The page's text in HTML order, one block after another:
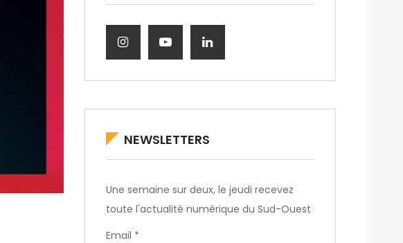
NEWSLETTERS
Une semaine sur deux, le jeudi recevez
toute l'actualité numérique du Sud-Ouest
Email *